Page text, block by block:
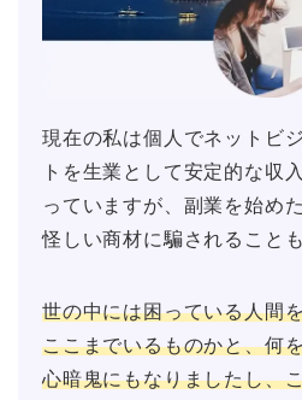
現在の私は個人でネットビ
トを生業として安定的な収
っていますが、副業を始め
怪しい商材に騙されること
世の中には困っている人間
ここまでいるものかと、何
心暗鬼にもなりましたし、